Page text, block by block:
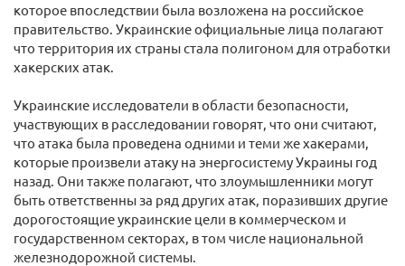
которое впоследствии была возложена на российское
правительство. Украинские официальные лица полагают
что территория их страны стала полигоном для отработки
хакерских атак.
Украинские исследователи в области безопасности,
участвующих в расследовании говорят, что они считают,
что атака была проведена одними и теми же хакерами,
которые произвели атаку на энергосистему Украины год
назад. Они также полагают, что злоумышленники могут
быть ответственны за ряд других атак, поразивших другие
дорогостоящие украинские цели в коммерческом и
государственном секторах, в том числе национальной
железнодорожной системы.